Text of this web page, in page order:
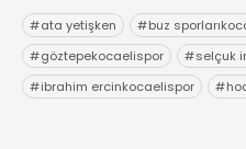
#ata yetişken #buz
#göztepekocaelispor #selçuk
#ibrahim ercinkocaelispor #